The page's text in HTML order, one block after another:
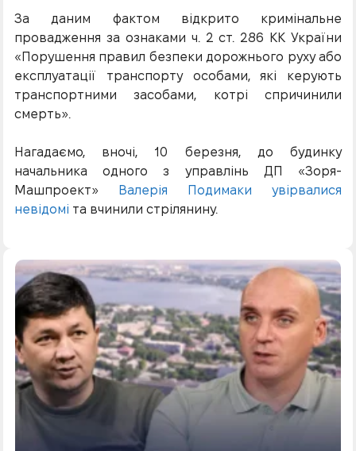
За даним фактом відкрито кримінальне
провадження за ознаками ч. 2 ст. 286 КК України
«Порушення правил безпеки дорожнього руху або
експлуатації транспорту особами, які керують
транспортними засобами, котрі спричинили
смерть».
Нагадаємо, вночі, 10 березня, до будинку
начальника одного з управлінь ДП «Зоря-
Машпроект»
Валерія Подимаки увірвалися
невідомі та вчинили стрілянину.